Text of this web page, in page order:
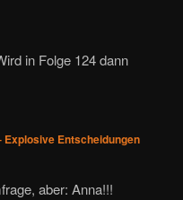
in Folge 124 dann
Explosive Entscheidungen
aber: Anna!!!